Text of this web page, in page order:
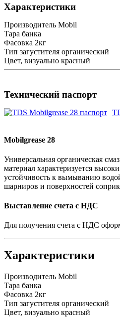
Характеристики
Производитель Mobil
Тара банка
Фасовка 2кг
Тип загустителя органический
Цвет, визуально красный
Технический паспорт
Mobilgrease 28
Универсальная органическая
материал характеризуется
устойчивость к вымыванию
шарниров и поверхностей
Выставление счета с НДС
Для получения счета с НДС
Характеристики
Производитель Mobil
Тара банка
Фасовка 2кг
Тип загустителя органический
Цвет, визуально красный